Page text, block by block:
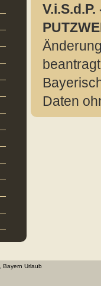
Daten
Bayern Urlaub